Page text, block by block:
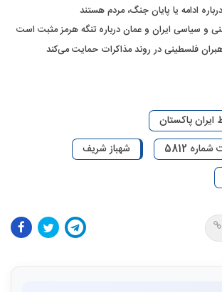
ادامه یا پایان جنگ، مردم هستند
و سیاسی ایران و عمان درباره تنگه هرمز مثبت است
فلسطینی در روند مذاکرات حمایت می‌کند
ایران پاکستان
5812
شهباز شریف